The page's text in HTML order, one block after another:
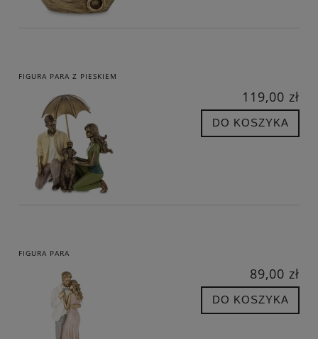
FIGURA PARA Z PIESKIEM
119,00 zł
DO KOSZYKA
FIGURA PARA
89,00 zł
DO KOSZYKA